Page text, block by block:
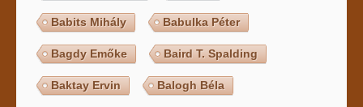
Babits Mihály Babulka Péter
Bagdy Emőke Baird T. Spalding
Baktay Ervin Balogh Béla